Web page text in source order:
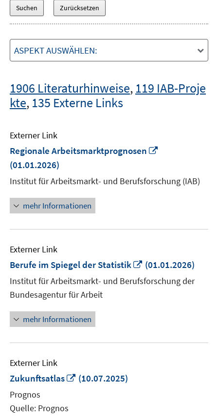
ASPEKT AUSWÄHLEN:
1906 Literaturhinweise, 119 IAB-Proje
kte, 135 Externe Links
Externer Link
Regionale Arbeitsmarktprognosen
öffnen
(01.01.2026)
Institut für Arbeitsmarkt- und Berufsforschung (IAB)
mehr Informationen
Externer Link
Berufe im Spiegel der Statistik
In
neuem
Fenster
(01.01.2026)
Institut für Arbeitsmarkt- und Berufsforschung der
Bundesagentur für Arbeit
mehr Informationen
Externer Link
Zukunftsatlas
In
(10.07.2025)
Prognos
Quelle: Prognos